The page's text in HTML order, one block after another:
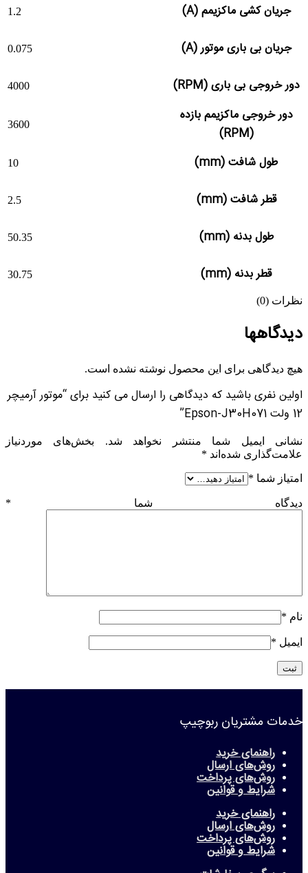
جریان کشی ماکزیمم (A) 1.2
جریان بی باری موتور (A) 0.075
دور خروجی بی باری (RPM) 4000
دور خروجی ماکزیمم بازده
(RPM)
3600
طول شافت (mm) 10
قطر شافت (mm) 2.5
طول بدنه (mm) 50.35
قطر بدنه (mm) 30.75
نظرات (0)
دیدگاهها
هیچ دیدگاهی برای این محصول نوشته نشده است.
اولین نفری باشید که دیدگاهی را ارسال می کنید برای “موتور آرمیچر
12 ولت Epson-J30H071”
نشانی ایمیل شما منتشر نخواهد شد.
بخش‌های موردنیاز
علامت‌گذاری شده‌اند *
امتیاز شما *
دیدگاه شما *
نام *
ایمیل *
خدمات مشتریان ربوچیپ
راهنمای خرید
روش‌های ارسال
روش‌های پرداخت
شرایط و قوانین
راهنمای خرید
روش‌های ارسال
روش‌های پرداخت
شرایط و قوانین